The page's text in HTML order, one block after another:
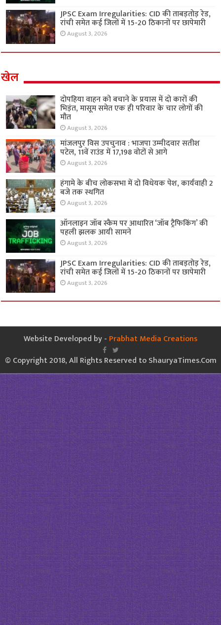
JPSC Exam Irregularities: CID की ताबड़तोड़ रेड,
रांची समेत कई जिलों में 15-20 ठिकानों पर छापेमारी
August 3, 2026
खेल
दोपहिया वाहन को बचाने के प्रयास में दो कारों की
भिड़ंत, मासूम समेत एक ही परिवार के चार लोगों की
मौत
August 3, 2026
मांजलपुर विस उपचुनाव : भाजपा उम्मीदवार सतीश
पटेल, 11वें राउंड में 17,198 वोटों से आगे
August 3, 2026
हंगामे के बीच लोकसभा में दो विधेयक पेश, कार्यवाही 2
बजे तक स्थगित
August 3, 2026
ऑनलाइन जॉब स्कैम पर आधारित ‘जॉब ट्रैफिकिंग’ की
पहली झलक आयी सामने
August 3, 2026
JPSC Exam Irregularities: CID की ताबड़तोड़ रेड,
रांची समेत कई जिलों में 15-20 ठिकानों पर छापेमारी
August 3, 2026
Website Developed by - Prabhat Media Creations
© Copyright 2018, All Rights Reserved to ShauryaTimes.Com